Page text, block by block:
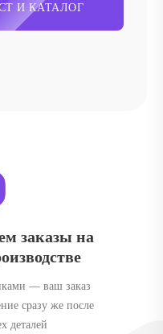
И КАТАЛОГ
заказы на
— ваш заказ
сразу же после
деталей